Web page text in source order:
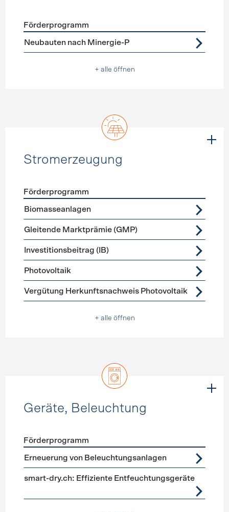
Förderprogramme Neubau
Förderprogramm
Neubauten nach Minergie-P
+ alle öffnen
Stromerzeugung
Förderprogramme
Förderprogramm
Biomasseanlagen
Gleitende Marktprämie (GMP)
Investitionsbeitrag (IB)
Photovoltaik
Vergütung Herkunftsnachweis Photovoltaik
+ alle öffnen
Geräte, Beleuchtung
Förderprogramme Geräte, Beleuchtung
Förderprogramm
Erneuerung von Beleuchtungsanlagen
smart-dry.ch: Effiziente Entfeuchtungsgeräte